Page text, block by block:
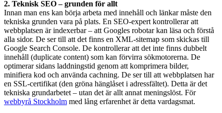
2. Teknisk SEO – grunden för allt
Innan man ens kan börja arbeta med innehåll och länkar måste den
tekniska grunden vara på plats. En SEO-expert kontrollerar att
webbplatsen är indexerbar – att Googles robotar kan läsa och förstå
alla sidor. De ser till att det finns en XML-sitemap som skickas till
Google Search Console. De kontrollerar att det inte finns dubbelt
innehåll (duplicate content) som kan förvirra sökmotorerna. De
optimerar sidans laddningstid genom att komprimera bilder,
minifiera kod och använda cachning. De ser till att webbplatsen har
en SSL-certifikat (den gröna hänglåset i adressfältet). Detta är det
tekniska grundarbetet – utan det är allt annat meningslöst. För
webbyrå Stockholm med lång erfarenhet är detta vardagsmat.